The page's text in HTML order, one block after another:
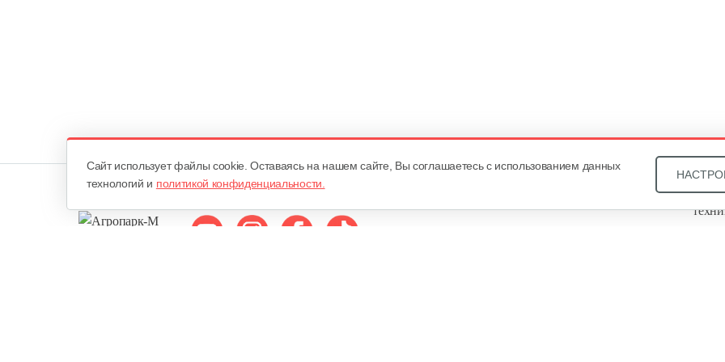
Cайт использует файлы cookie. Оставаясь на нашем сайте, Вы соглашаетесь с использованием данных
технологий и политикой конфиденциальности.